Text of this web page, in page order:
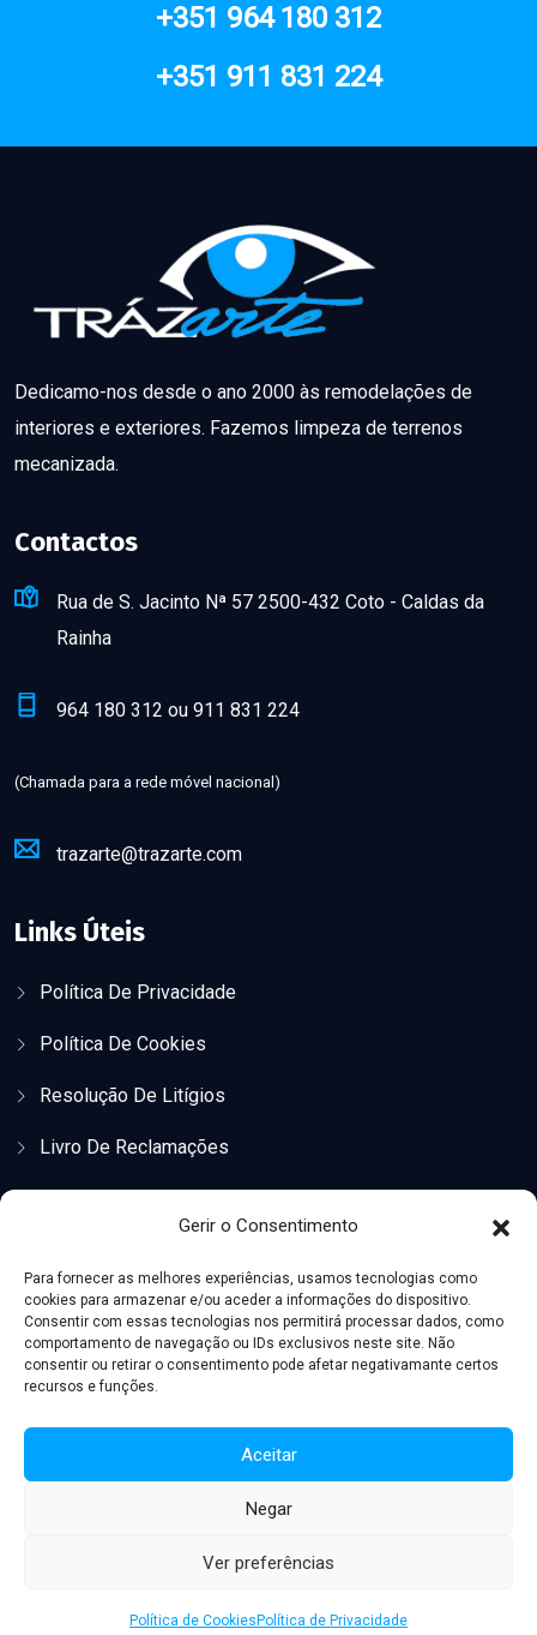
Gerir o Consentimento
Para fornecer as melhores experiências, usamos tecnologias como
cookies para armazenar e/ou aceder a informações do dispositivo.
Consentir com essas tecnologias nos permitirá processar dados, como
comportamento de navegação ou IDs exclusivos neste site. Não
consentir ou retirar o consentimento pode afetar negativamante certos
recursos e funções.
Aceitar
Negar
Ver preferências
Política de Cookies Política de Privacidade
+351 964 180 312
+351 911 831 224
Dedicamo-nos desde o ano 2000 às remodelações de
interiores e exteriores. Fazemos limpeza de terrenos
mecanizada.
Contactos
Rua de S. Jacinto Nª 57 2500-432 Coto - Caldas da
Rainha
964 180 312 ou 911 831 224
(Chamada para a rede móvel nacional)
trazarte@trazarte.com
Links Úteis
Política De Privacidade
Política De Cookies
Resolução De Litígios
Livro De Reclamações
ativar este conteúdo